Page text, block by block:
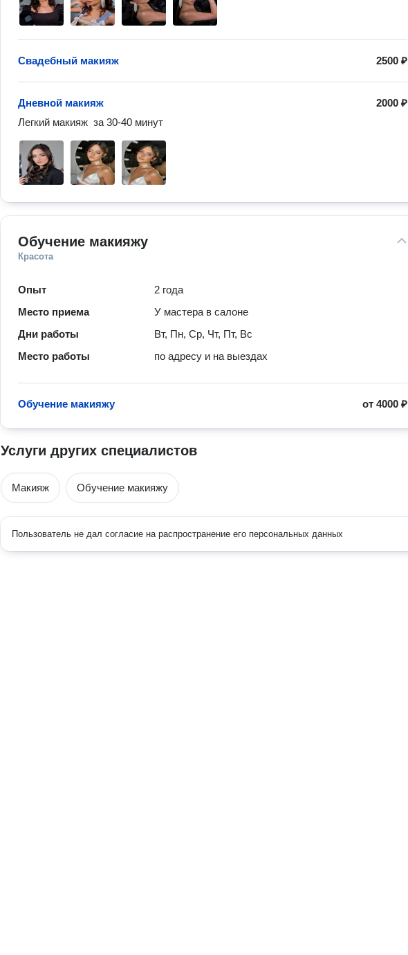
2500 ₽
Свадебный макияж
2000 ₽
Дневной макияж
Легкий макияж  за 30-40 минут
Обучение макияжу
Красота
Опыт
2 года
Место приема
У мастера в салоне
Дни работы
Вт, Пн, Ср, Чт, Пт, Вс
Место работы
по адресу и на выездах
от4000 ₽
Обучение макияжу
Услуги других специалистов
Макияж Обучение макияжу
Пользователь не дал согласие на распространение его персональных данных